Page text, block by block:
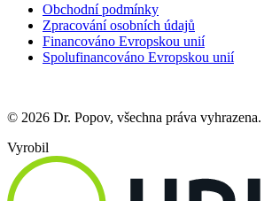
Obchodní podmínky
Zpracování osobních údajů
Financováno Evropskou unií
Spolufinancováno Evropskou unií
© 2026 Dr. Popov, všechna práva vyhrazena.
Vyrobil